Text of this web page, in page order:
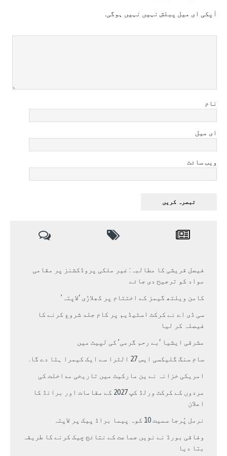
آپکی ای ميل پبلش نہيں نہيں ہوگی.
نام
ای میل
ویب سائٹ
فیصل قریشی کا مطالبہ: غیر ملکی پروڈکشنز پر مقامی
مواد کو ترجیح دی جائے
کامن ویلتھ گیمز کے اختتام پر کھلاڑی ‘لاپتہ’
سی ڈی اے نے کرکٹ اسٹیڈیم پر کام جلد شروع کرنے کا
فیصلہ کر لیا
مشرقی ایشیا ‘بے رحم گرمی’ کی لپیٹ میں
سام سنگ گلیکسی ایس 27 الٹرا سے ایک کیمرا ہٹا دے گا.
امریکی خزانہ نے ین مارکیٹ میں تاریخی مداخلت کی
مردوں کے کرکٹ ورلڈ کپ 2027 کے مقامات اور برانڈ کا
اعلان
نرمل پُرجا سمیت 10 کوہ پیما براڈ پیک پر لاپتہ
وفاقی بورڈ نے نویں جماعت کے نتائج چیک کرنے کا طریقہ
بتا دیا